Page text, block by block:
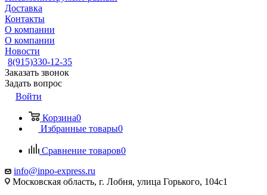
Доставка
Контакты
О компании
О компании
Новости
8(915)330-12-35
Заказать звонок
Задать вопрос
Войти
Корзина0
Избранные товары0
Сравнение товаров0
info@inpo-express.ru
Московская область, г. Лобня, улица Горького, 104с1